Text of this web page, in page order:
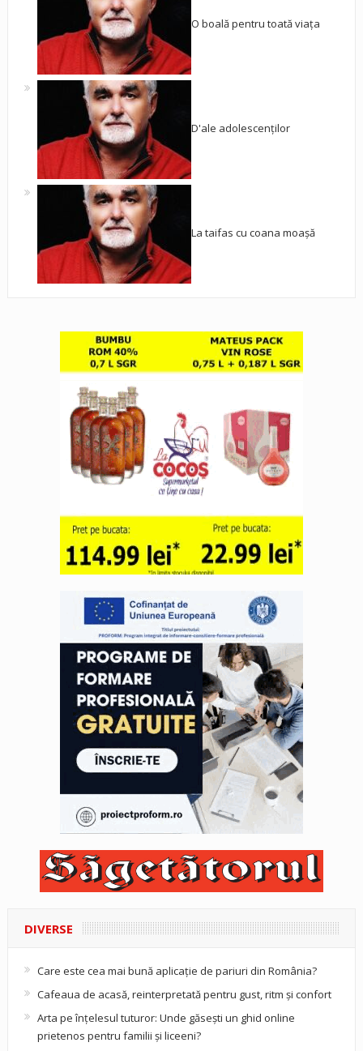
O boală pentru toată viața
D'ale adolescenților
La taifas cu coana moașă
DIVERSE
Care este cea mai bună aplicație de pariuri din România?
Cafeaua de acasă, reinterpretată pentru gust, ritm și confort
Arta pe înțelesul tuturor: Unde găsești un ghid online
prietenos pentru familii și liceeni?